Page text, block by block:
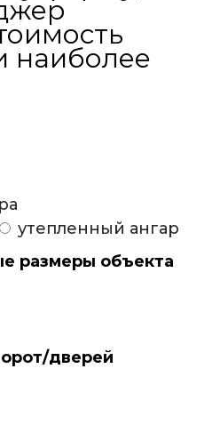
наиболее
утепленный ангар
размеры объекта
дверей